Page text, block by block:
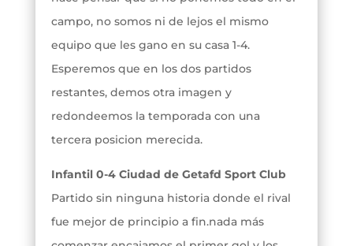
campo, no somos ni de lejos el mismo
equipo que les gano en su casa 1-4.
Esperemos que en los dos partidos
restantes, demos otra imagen y
redondeemos la temporada con una
tercera posicion merecida.
Infantil 0-4 Ciudad de Getafd Sport Club
Partido sin ninguna historia donde el rival
fue mejor de principio a fin.nada más